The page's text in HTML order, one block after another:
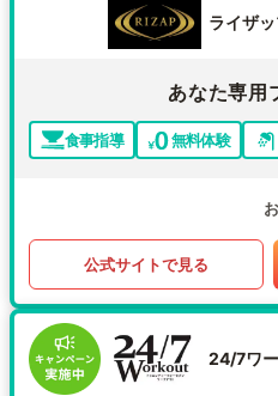
ライザ
あなた専用
食事指導 無料体験
公式サイトで見る
24/7ワ